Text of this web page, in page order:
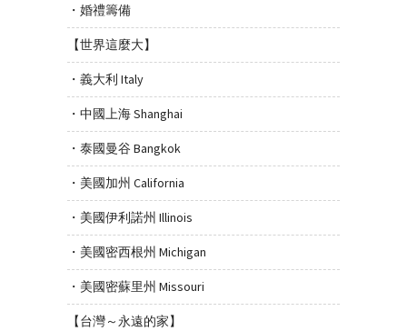
・婚禮籌備
【世界這麼大】
・義大利 Italy
・中國上海 Shanghai
・泰國曼谷 Bangkok
・美國加州 California
・美國伊利諾州 Illinois
・美國密西根州 Michigan
・美國密蘇里州 Missouri
【台灣～永遠的家】